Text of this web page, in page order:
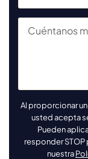
Al proporcionar
usted acepta
Pueden
responder STOP
nuestra